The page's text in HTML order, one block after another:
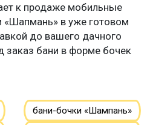
к продаже мобильные
«Шапмань» в уже готовом
до вашего дачного
заказ бани в форме бочек
бани-бочки «Шампань»